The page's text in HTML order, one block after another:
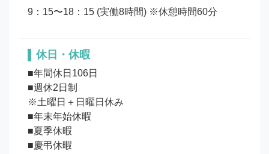
9：15〜18：15 (実働8時間) ※休憩時間60分
休日・休暇
■年間休日106日
■週休2日制
※土曜日＋日曜日休み
■年末年始休暇
■夏季休暇
■慶弔休暇